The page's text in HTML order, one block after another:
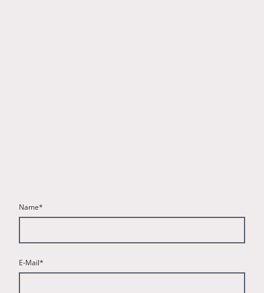
Name*
E-Mail*